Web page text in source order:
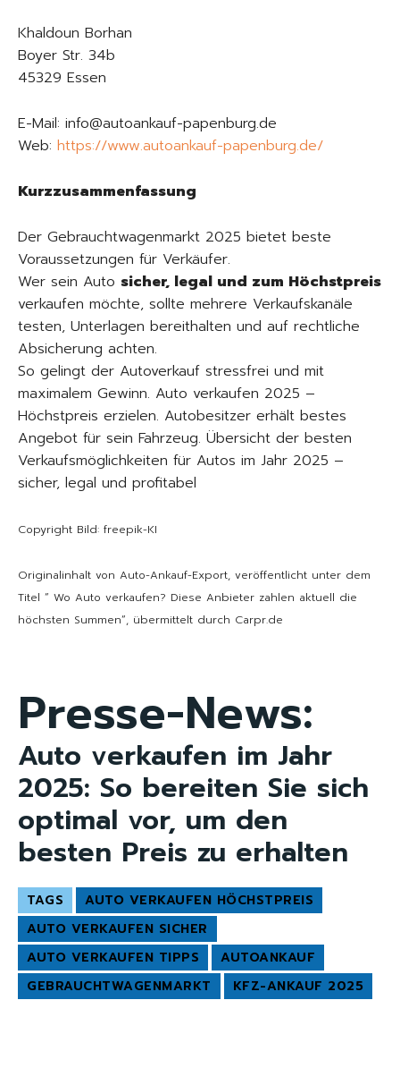
Khaldoun Borhan
Boyer Str. 34b
45329 Essen
E-Mail: info@autoankauf-papenburg.de
Web: https://www.autoankauf-papenburg.de/
Kurzzusammenfassung
Der Gebrauchtwagenmarkt 2025 bietet beste
Voraussetzungen für Verkäufer.
Wer sein Auto sicher, legal und zum Höchstpreis
verkaufen möchte, sollte mehrere Verkaufskanäle
testen, Unterlagen bereithalten und auf rechtliche
Absicherung achten.
So gelingt der Autoverkauf stressfrei und mit
maximalem Gewinn. Auto verkaufen 2025 –
Höchstpreis erzielen. Autobesitzer erhält bestes
Angebot für sein Fahrzeug. Übersicht der besten
Verkaufsmöglichkeiten für Autos im Jahr 2025 –
sicher, legal und profitabel
Copyright Bild: freepik-KI
Originalinhalt von Auto-Ankauf-Export, veröffentlicht unter dem
Titel “ Wo Auto verkaufen? Diese Anbieter zahlen aktuell die
höchsten Summen“, übermittelt durch Carpr.de
Presse-News:
Auto verkaufen im Jahr
2025: So bereiten Sie sich
optimal vor, um den
besten Preis zu erhalten
TAGS
AUTO VERKAUFEN HÖCHSTPREIS
AUTO VERKAUFEN SICHER
AUTO VERKAUFEN TIPPS
AUTOANKAUF
GEBRAUCHTWAGENMARKT
KFZ-ANKAUF 2025